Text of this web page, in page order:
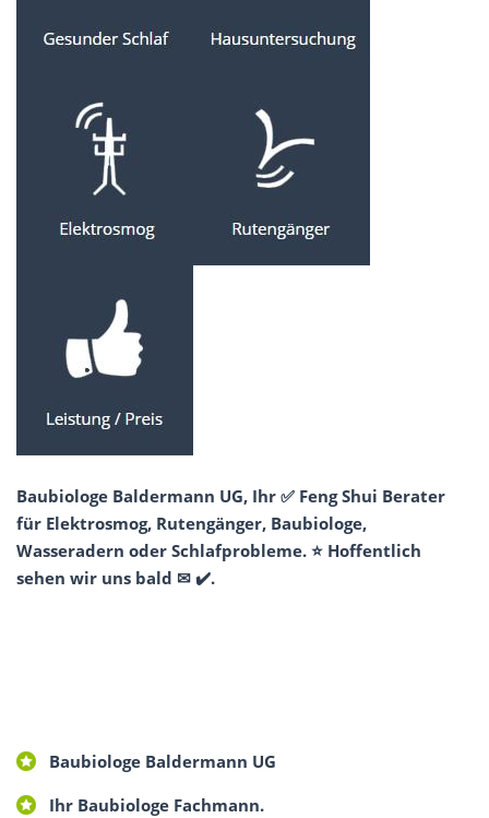
Baubiologe Baldermann UG, Ihr ✅ Feng Shui Berater
für Elektrosmog, Rutengänger, Baubiologe,
Wasseradern oder Schlafprobleme. ⭐ Hoffentlich
sehen wir uns bald ✉ ✔️.
Baubiologe Baldermann UG
Ihr Baubiologe Fachmann.